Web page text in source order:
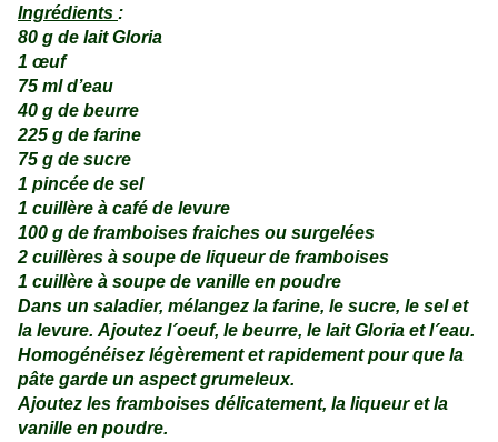
Ingrédients :
80 g de lait Gloria
1 œuf
75 ml d’eau
40 g de beurre
225 g de farine
75 g de sucre
1 pincée de sel
1 cuillère à café de levure
100 g de framboises fraiches ou surgelées
2 cuillères à soupe de liqueur de framboises
1 cuillère à soupe de vanille en poudre
Dans un saladier, mélangez la farine, le sucre, le sel et
la levure. Ajoutez l´oeuf, le beurre, le lait Gloria et l´eau.
Homogénéisez légèrement et rapidement pour que la
pâte garde un aspect grumeleux.
Ajoutez les framboises délicatement, la liqueur et la
vanille en poudre.